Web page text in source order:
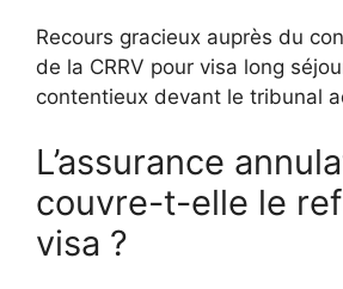
Recours gracieux auprès du
de la CRRV pour visa long
contentieux devant le tribunal
L’assurance
couvre-t-elle le
visa ?